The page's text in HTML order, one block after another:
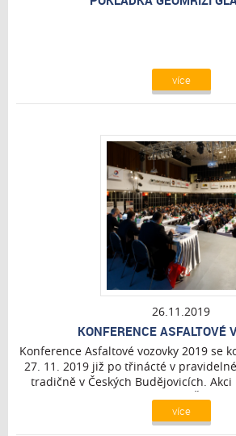
více
26.11.2019
KONFERENCE ASFALTOVÉ
Konference Asfaltové vozovky 2019 se
27. 11. 2019 již po třinácté v
tradičně v Českých Budějovicích.
Sdružení pro výstavbu silnic a Česká
sekce Asfaltové vozovky. Účast na
zúčastnilo se 649 odborníků. Spolu s
více